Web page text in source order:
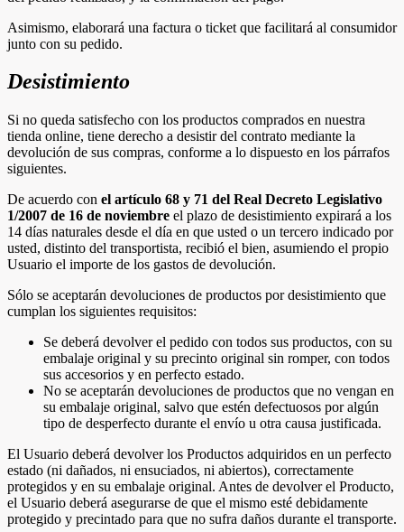
Asimismo, elaborará una factura o ticket que facilitará al consumidor
junto con su pedido.
Desistimiento
Si no queda satisfecho con los productos comprados en nuestra
tienda online, tiene derecho a desistir del contrato mediante la
devolución de sus compras, conforme a lo dispuesto en los párrafos
siguientes.
De acuerdo con el artículo 68 y 71 del Real Decreto Legislativo
1/2007 de 16 de noviembre el plazo de desistimiento expirará a los
14 días naturales desde el día en que usted o un tercero indicado por
usted, distinto del transportista, recibió el bien, asumiendo el propio
Usuario el importe de los gastos de devolución.
Sólo se aceptarán devoluciones de productos por desistimiento que
cumplan los siguientes requisitos:
Se deberá devolver el pedido con todos sus productos, con su
embalaje original y su precinto original sin romper, con todos
sus accesorios y en perfecto estado.
No se aceptarán devoluciones de productos que no vengan en
su embalaje original, salvo que estén defectuosos por algún
tipo de desperfecto durante el envío u otra causa justificada.
El Usuario deberá devolver los Productos adquiridos en un perfecto
estado (ni dañados, ni ensuciados, ni abiertos), correctamente
protegidos y en su embalaje original. Antes de devolver el Producto,
el Usuario deberá asegurarse de que el mismo esté debidamente
protegido y precintado para que no sufra daños durante el transporte.